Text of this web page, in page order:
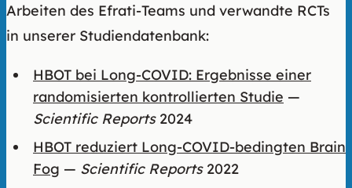
Arbeiten des Efrati-Teams und verwandte RCTs
in unserer Studiendatenbank:
HBOT bei Long-COVID: Ergebnisse einer
randomisierten kontrollierten Studie —
Scientific Reports2024
HBOT reduziert Long-COVID-bedingten Brain
Fog — Scientific Reports2022